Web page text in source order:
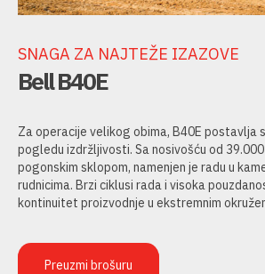
SNAGA ZA NAJTEŽE IZAZOVE
Bell B40E
Za operacije velikog obima, B40E postavlja
pogledu izdržljivosti. Sa nosivošću od
pogonskim sklopom, namenjen je radu u
rudnicima. Brzi ciklusi rada i visoka
kontinuitet proizvodnje u ekstremnim
Preuzmi brošuru